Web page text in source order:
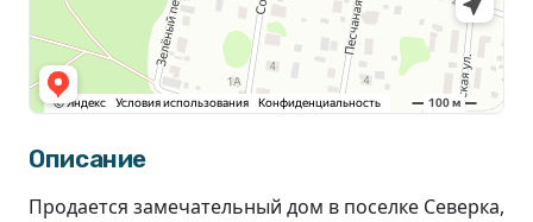
Описание
Продается замечательный дом в поселке Северка,